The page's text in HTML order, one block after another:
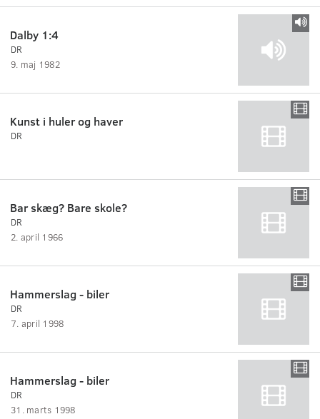
Dalby 1:4
DR
9. maj 1982
Kunst i huler og haver
DR
Bar skæg? Bare skole?
DR
2. april 1966
Hammerslag - biler
DR
7. april 1998
Hammerslag - biler
DR
31. marts 1998